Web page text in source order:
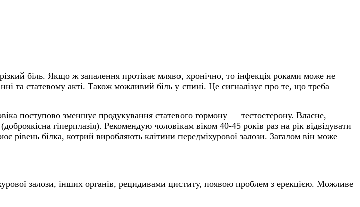
біль. Якщо ж запалення протікає мляво, хронічно, то інфекція роками може не
та статевому акті. Також можливий біль у спині. Це сигналізує про те, що треба
поступово зменшує продукування статевого гормону — тестостерону. Власне,
гіперплазія). Рекомендую чоловікам віком 40-45 років раз на рік відвідувати
рівень білка, котрий виробляють клітини передміхурової залози. Загалом він може
залози, інших органів, рецидивами циститу, появою проблем з ерекцією. Можливе